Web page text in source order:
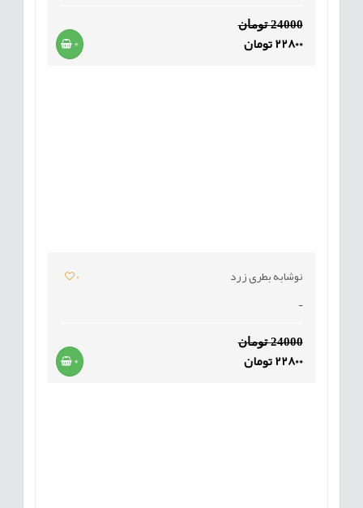
24000 تومان
22800 تومان +
نوشابه بطری زرد
0
-
24000 تومان
22800 تومان +